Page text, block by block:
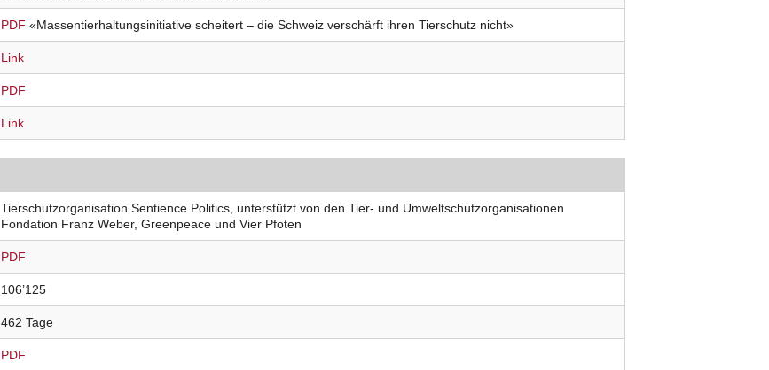
PDF «Massentierhaltungsinitiative scheitert – die Schweiz verschärft ihren Tierschutz nicht»
Link
PDF
Link
Tierschutzorganisation Sentience Politics, unterstützt von den Tier- und Umweltschutzorganisationen
Fondation Franz Weber, Greenpeace und Vier Pfoten
PDF
106’125
462 Tage
PDF